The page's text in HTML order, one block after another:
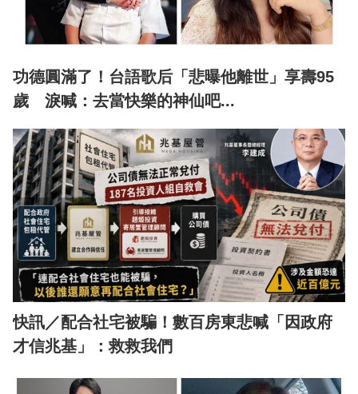
功德圓滿了！台語歌后「悲曝他離世」享壽95
歲 淚喊：去當快樂的神仙吧...
快訊／配合社宅被騙！數百房東悲喊「因政府
才信兆基」：救救我們